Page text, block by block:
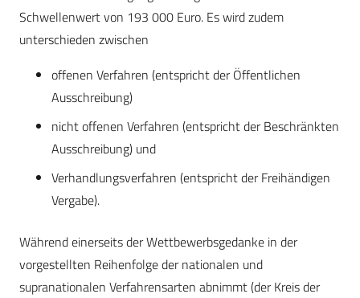
Schwellenwert von 193 000 Euro. Es wird zudem
unterschieden zwischen
offenen Verfahren (entspricht der Öffentlichen
Ausschreibung)
nicht offenen Verfahren (entspricht der Beschränkten
Ausschreibung) und
Verhandlungsverfahren (entspricht der Freihändigen
Vergabe).
Während einerseits der Wettbewerbsgedanke in der
vorgestellten Reihenfolge der nationalen und
supranationalen Verfahrensarten abnimmt (der Kreis der